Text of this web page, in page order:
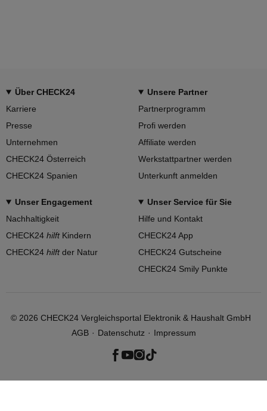
Über CHECK24
Karriere
Presse
Unternehmen
CHECK24 Österreich
CHECK24 Spanien
Unsere Partner
Partnerprogramm
Profi werden
Affiliate werden
Werkstattpartner werden
Unterkunft anmelden
Unser Engagement
Nachhaltigkeit
CHECK24 hilftKindern
CHECK24 hilftder Natur
Unser Service für Sie
Hilfe und Kontakt
CHECK24 App
CHECK24 Gutscheine
CHECK24 Smily Punkte
© 2026 CHECK24 Vergleichsportal Elektronik & Haushalt GmbH
AGB
Datenschutz Impressum